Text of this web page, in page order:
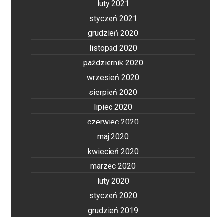
luty 2021
styczeń 2021
grudzień 2020
listopad 2020
październik 2020
wrzesień 2020
sierpień 2020
lipiec 2020
czerwiec 2020
maj 2020
kwiecień 2020
marzec 2020
luty 2020
styczeń 2020
grudzień 2019